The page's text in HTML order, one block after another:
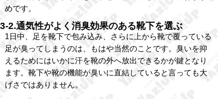
めです。
3-2.通気性がよく消臭効果のある靴下を選ぶ
1日中、足を靴下で包み込み、さらに上から靴で覆っている
足が臭ってしまうのは、もはや当然のことです。臭いを抑
えるためにはいかに汗を靴の外へ放出できるかが鍵となり
ます。靴下や靴の機能が臭いに直結していると言っても大
げさではありません。